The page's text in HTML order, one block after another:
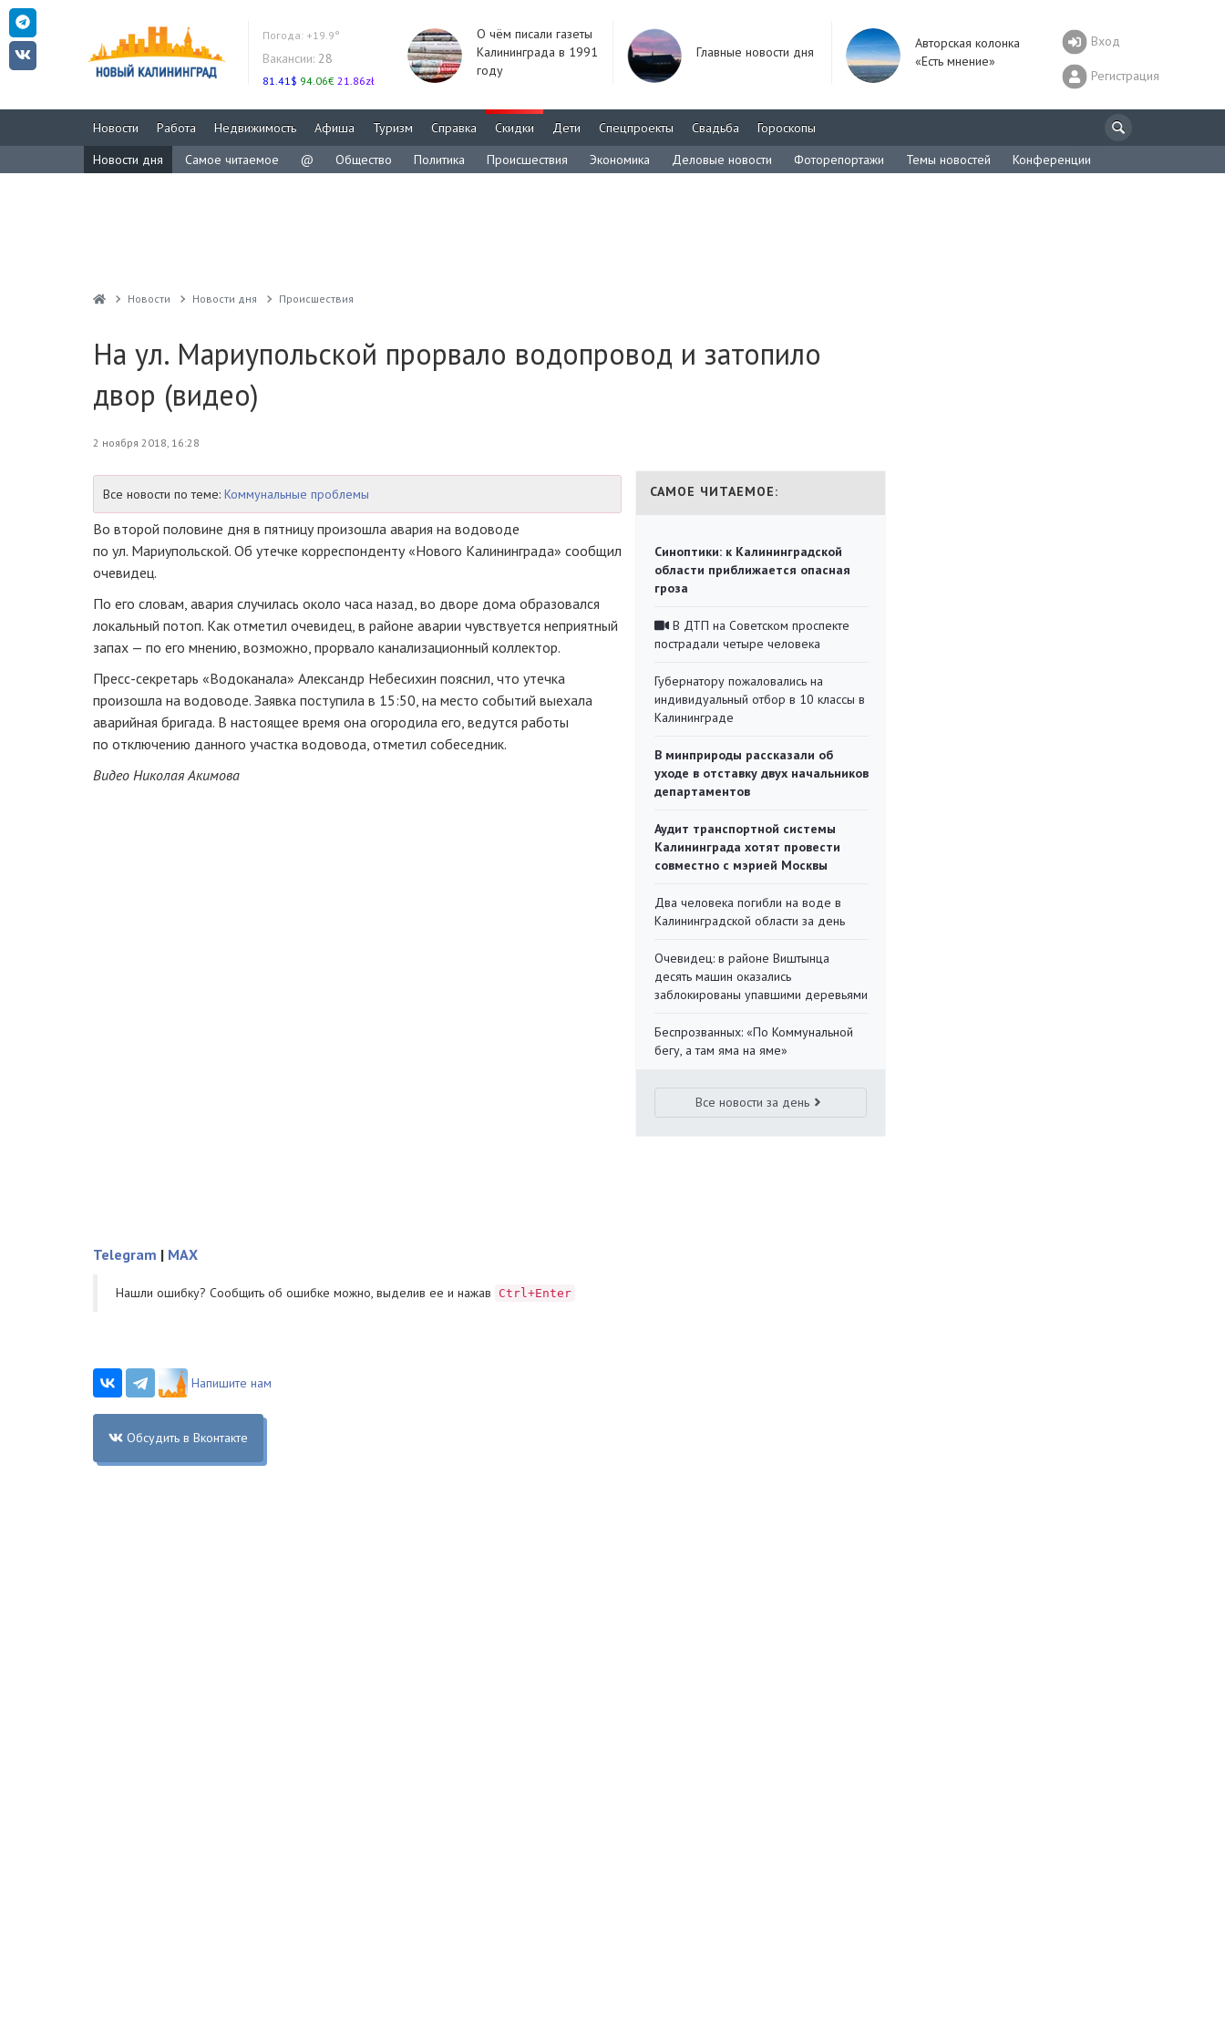
Погода: +19.9°
Вакансии: 28
81.41$ 94.06€ 21.86zł
О чём писали газеты
Калининграда в 1991
году
Главные новости дня
Авторская колонка
«Есть мнение»
Вход
Регистрация
Новости Работа Недвижимость Афиша Туризм Справка Скидки Дети Спецпроекты Свадьба
Гороскопы
Новости дня
Самое читаемое @ Общество Политика Происшествия Экономика Деловые новости Фоторепортажи Темы новостей Конференции
Новости Новости дня Проиcшествия
На ул. Мариупольской прорвало водопровод и затопило
двор (видео)
2 ноября 2018, 16:28
Все новости по теме: Коммунальные проблемы
Во второй половине дня в пятницу произошла авария на водоводе
по ул. Мариупольской. Об утечке корреспонденту «Нового Калининграда» сообщил
очевидец.
По его словам, авария случилась около часа назад, во дворе дома образовался
локальный потоп. Как отметил очевидец, в районе аварии чувствуется неприятный
запах — по его мнению, возможно, прорвало канализационный коллектор.
Пресс-секретарь «Водоканала» Александр Небесихин пояснил, что утечка
произошла на водоводе. Заявка поступила в 15:50, на место событий выехала
аварийная бригада. В настоящее время она огородила его, ведутся работы
по отключению данного участка водовода, отметил собеседник.
Видео Николая Акимова
Telegram | MAX
Нашли ошибку? Cообщить об ошибке можно, выделив ее и нажав Ctrl+Enter
Напишите нам
Обсудить в Вконтакте
САМОЕ ЧИТАЕМОЕ:
Синоптики: к Калининградской
области приближается опасная
гроза
В ДТП на Советском проспекте
пострадали четыре человека
Губернатору пожаловались на
индивидуальный отбор в 10 классы в
Калининграде
В минприроды рассказали об
уходе в отставку двух начальников
департаментов
Аудит транспортной системы
Калининграда хотят провести
совместно с мэрией Москвы
Два человека погибли на воде в
Калининградской области за день
Очевидец: в районе Виштынца
десять машин оказались
заблокированы упавшими деревьями
Беспрозванных: «По Коммунальной
бегу, а там яма на яме»
Все новости за день